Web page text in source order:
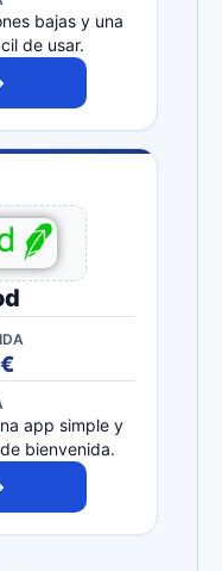
bajas y una
de usar.
app simple y
bienvenida.